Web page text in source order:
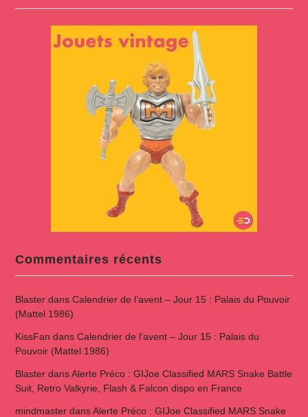
Commentaires récents
Blasterdans Calendrier de l’avent – Jour 15 : Palais du Pouvoir
(Mattel 1986)
KissFan dans Calendrier de l’avent – Jour 15 : Palais du
Pouvoir (Mattel 1986)
BlasterdansAlerte Préco : GIJoe Classified MARS Snake Battle
Suit, Retro Valkyrie, Flash & Falcon dispo en France
mindmasterdansAlerte Préco : GIJoe Classified MARS Snake